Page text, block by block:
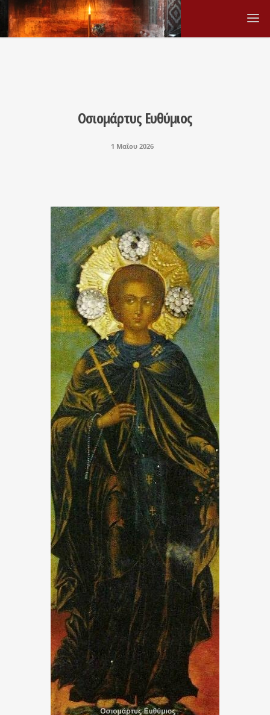
Οσιομάρτυς Ευθύμιος
1 Μαΐου 2026